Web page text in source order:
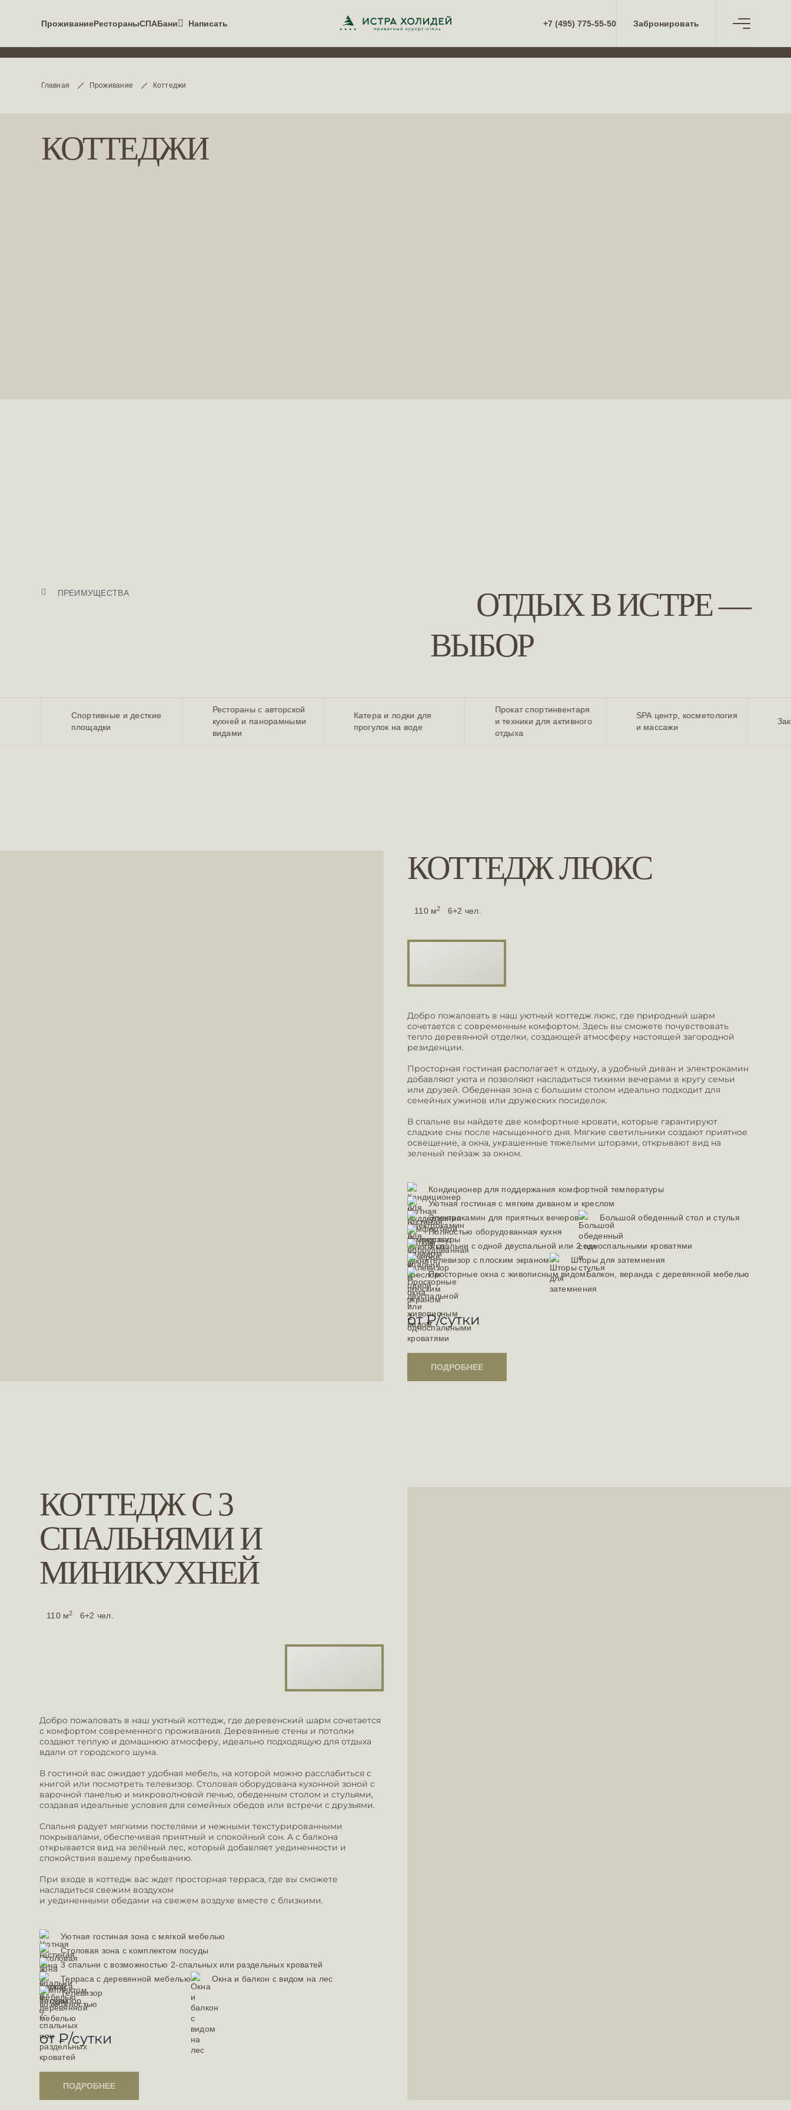
ПроживаниеРестораныСПАБани Написать +7 (495) 775-55-50 Забронировать
Главная Проживание Коттеджи
КОТТЕДЖИ
ПРЕИМУЩЕСТВА ОТДЫХ В ИСТРЕ —
ВЫБОР
Спортивные и десткие
площадки
Рестораны с авторской
кухней и панорамными
видами
Катера и лодки для
прогулок на воде
Прокат спортинвентаря
и техники для активного
отдыха
SPA центр, косметология
и массажи
КОТТЕДЖ ЛЮКС
110 м2 6+2 чел.
Добро пожаловать в наш уютный коттедж люкс, где природный шарм
сочетается с современным комфортом. Здесь вы сможете почувствовать
тепло деревянной отделки, создающей атмосферу настоящей загородной
резиденции.
Просторная гостиная располагает к отдыху, а удобный диван и электрокамин
добавляют уюта и позволяют насладиться тихими вечерами в кругу семьи
или друзей. Обеденная зона с большим столом идеально подходит для
семейных ужинов или дружеских посиделок.
В спальне вы найдете две комфортные кровати, которые гарантируют
сладкие сны после насыщенного дня. Мягкие светильники создают приятное
освещение, а окна, украшенные тяжелыми шторами, открывают вид на
зеленый пейзаж за окном.
Кондиционер для поддержания комфортной температуры
Уютная гостиная с мягким диваном и креслом
Электрокамин для приятных вечеров
Большой обеденный стол и стулья
Полностью оборудованная кухня
3 спальни с одной двуспальной или 2 односпальными кроватями
Телевизор с плоским экраном
Шторы для затемнения
Просторные окна с живописным видомБалкон, веранда с деревянной мебелью
от₽/сутки
ПОДРОБНЕЕ
КОТТЕДЖ С 3
СПАЛЬНЯМИ И
МИНИКУХНЕЙ
110 м2 6+2 чел.
Добро пожаловать в наш уютный коттедж, где деревенский шарм сочетается
с комфортом современного проживания. Деревянные стены и потолки
создают теплую и домашнюю атмосферу, идеально подходящую для отдыха
вдали от городского шума.
В гостиной вас ожидает удобная мебель, на которой можно расслабиться с
книгой или посмотреть телевизор. Столовая оборудована кухонной зоной с
варочной панелью и микроволновой печью, обеденным столом и стульями,
создавая идеальные условия для семейных обедов или встречи с друзьями.
Спальня радует мягкими постелями и нежными текстурированными
покрывалами, обеспечивая приятный и спокойный сон. А с балкона
открывается вид на зелёный лес, который добавляет уединенности и
спокойствия вашему пребыванию.
При входе в коттедж вас ждет просторная терраса, где вы сможете
насладиться свежим воздухом
и уединенными обедами на свежем воздухе вместе с близкими.
Уютная гостиная зона с мягкой мебелью
Столовая зона с комплектом посуды
3 спальни с возможностью 2-спальных или раздельных кроватей
Терраса с деревянной мебелью
Окна и балкон с видом на лес
Телевизор
от₽/сутки
ПОДРОБНЕЕ